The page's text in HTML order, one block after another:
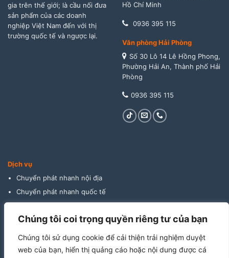
Chúng tôi coi trọng quyền riêng tư của bạn
Chúng tôi sử dụng cookie để cải thiện trải nghiệm duyệt
web của bạn, hiển thị quảng cáo hoặc nội dung được cá
gia trên thế giới; là cầu nối đưa
sản phẩm của các doanh
nghiệp Việt Nam đến với thị
trường quốc tế và ngược lại.
Hồ Chí Minh
0936 395 115
Văn phòng Hải Phòng
Số 30 Lô 14 Lê Hồng Phong,
Phường Hải An, Thành phố Hải
Phòng
0936 395 115
Dịch vụ
Chuyển phát nhanh nội địa
Chuyển phát nhanh quốc tế
Vận tải đường biển
Vận tải đường bộ
Vận tải đường hàng không